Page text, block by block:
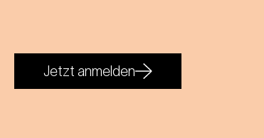
Jetzt anmelden